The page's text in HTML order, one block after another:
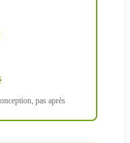
pas après